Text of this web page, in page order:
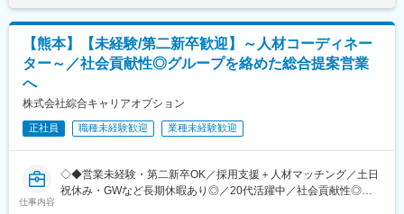
＜残業時間が少ない理由＞
RPAや業務改善につながるツールを導入して、時間効率が高くな
っていること、また一部業務（紹介した候補者様の面接）を業務
委託に任せることで、社員の負担を減らし、残業削減に繋がって
設立時「10年で売上100億円」という目標を掲げておりました。
戦略的なエリア展開の成功や人材にも恵まれ、2年前倒しの8期目
を延ばしましたが、新型コロナウイルス感染症による経済混乱に
より10期・11期では売上を約100億円まで下げてしまいました。
≪対象機器≫
・半導体製造装置（イオン注入装置）
出張：無
の基礎知識を学ぶところからスタート。その後は実際の業務を通
して必要な知識やスキルを教えながら、徐々に業務の幅を広げて
いくのでご安心ください。さらに年に4回ほど先輩社員との面談も
■評価制度：日々の業務を振り返る面談が年2回あります。等級ご
【熊本】【未経験/第二新卒歓迎】～人材コーディネー
ター～／社会貢献性◎グループを絡めた総合提案営業
へ
株式会社綜合キャリアオプション
正社員 職種未経験歓迎 業種未経験歓迎
仕事内容
◇◆営業未経験・第二新卒OK／採用支援＋人材マッチング／土日
祝休み・GWなど長期休暇あり◎／20代活躍中／社会貢献性◎／